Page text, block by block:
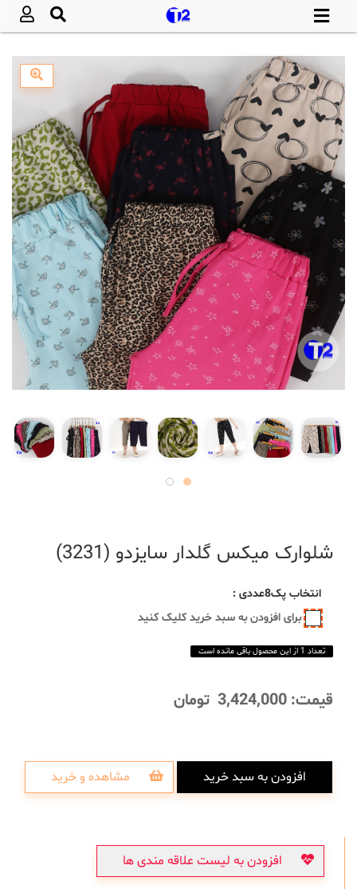
شلوارک میکس گلدار سایزدو (3231)
انتخاب پک8عددی
:
برای افزودن به سبد خرید کلیک کنید
تعداد 1 از این محصول باقی مانده است
قیمت: 3,424,000 تومان
افزودن به سبد خرید مشاهده و خرید
افزودن به لیست علاقه مندی ها